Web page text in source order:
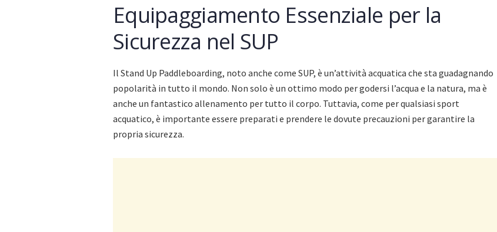
Equipaggiamento Essenziale per la
Sicurezza nel SUP
Il Stand Up Paddleboarding, noto anche come SUP, è un’attività acquatica che sta guadagnando
popolarità in tutto il mondo. Non solo è un ottimo modo per godersi l’acqua e la natura, ma è
anche un fantastico allenamento per tutto il corpo. Tuttavia, come per qualsiasi sport
acquatico, è importante essere preparati e prendere le dovute precauzioni per garantire la
propria sicurezza.